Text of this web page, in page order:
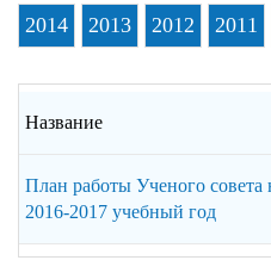
2014 2013 2012 2011
Название
План работы Ученого совета
2016-2017 учебный год